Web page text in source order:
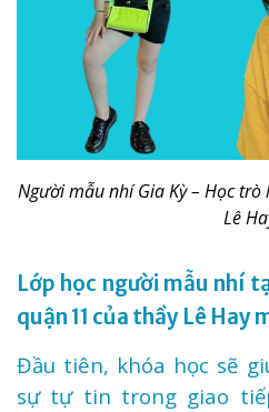
Người mẫu nhí Gia Kỳ – Học
Lê
Lớp học người mẫu nhí
quận 11 của thầy Lê Hay
Đầu tiên, khóa học sẽ
sự tự tin trong giao